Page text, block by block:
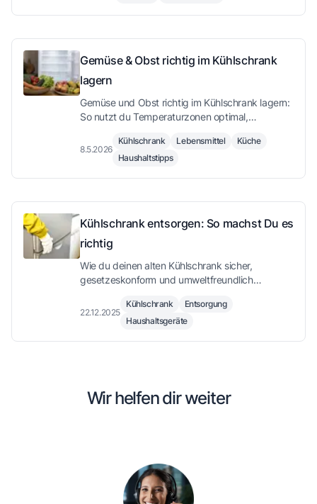
Gemüse & Obst richtig im Kühlschrank
lagern
Gemüse und Obst richtig im Kühlschrank lagern:
So nutzt du Temperaturzonen optimal,
Lebensmittelverschwendung.
8.5.2026
Kühlschrank Lebensmittel
Küche
Haushaltstipps
Kühlschrank entsorgen: So machst Du es
richtig
Wie du deinen alten Kühlschrank sicher,
gesetzeskonform und umweltfreundlich
22.12.2025
Kühlschrank
Entsorgung
Haushaltsgeräte
Wir helfen dir weiter